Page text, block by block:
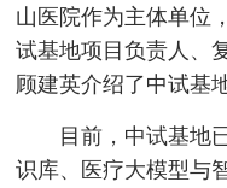
山医院作为主体单位
试基地项目负责人、
顾建英介绍了中试基
目前，中试基地
识库、医疗大模型与